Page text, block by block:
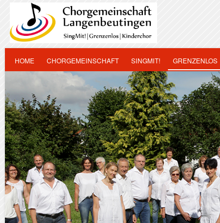
HOME CHORGEMEINSCHAFT SINGMIT! GRENZENLOS